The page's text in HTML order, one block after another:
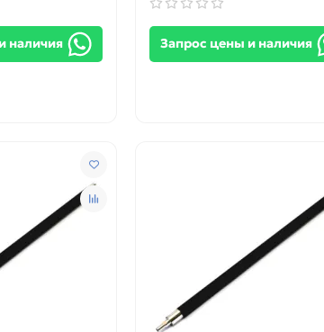
наличия Запрос цены и наличия